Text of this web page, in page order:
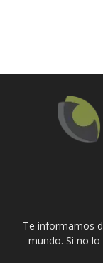
Te informamos
mundo. Si no